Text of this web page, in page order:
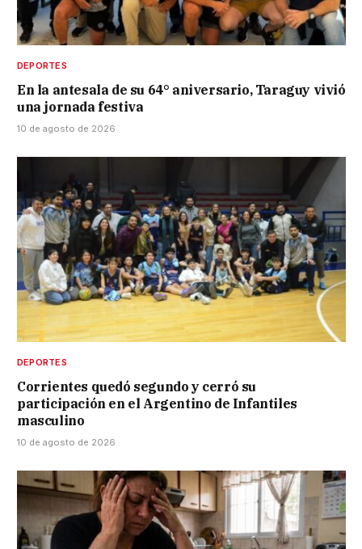
DEPORTES
En la antesala de su 64° aniversario, Taraguy vivió
una jornada festiva
10 de agosto de 2026
DEPORTES
Corrientes quedó segundo y cerró su
participación en el Argentino de Infantiles
masculino
10 de agosto de 2026